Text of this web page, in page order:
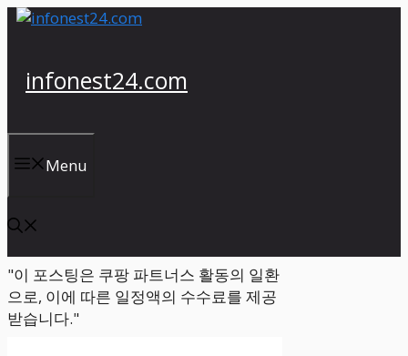
컨
기
infonest24.com
Menu
"이 포스팅은 쿠팡 파트너스 활동의 일환
으로, 이에 따른 일정액의 수수료를 제공
받습니다."